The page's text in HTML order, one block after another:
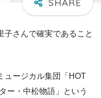
子さんで確実であること
ュージカル集団「HOT
ー・中松物語」という